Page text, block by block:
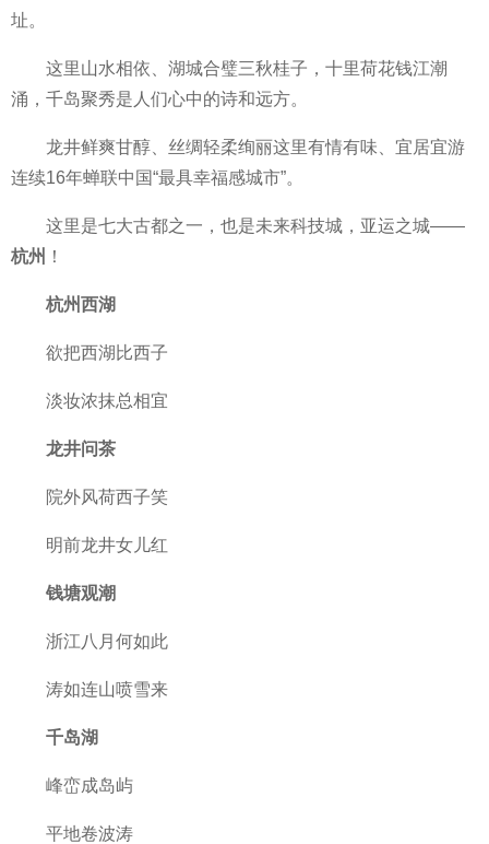
址。
这里山水相依、湖城合璧三秋桂子，十里荷花钱江潮
涌，千岛聚秀是人们心中的诗和远方。
龙井鲜爽甘醇、丝绸轻柔绚丽这里有情有味、宜居宜游
连续16年蝉联中国“最具幸福感城市”。
这里是七大古都之一，也是未来科技城，亚运之城——
杭州 ！
杭州西湖
欲把西湖比西子
淡妆浓抹总相宜
龙井问茶
院外风荷西子笑
明前龙井女儿红
钱塘观潮
浙江八月何如此
涛如连山喷雪来
千岛湖
峰峦成岛屿
平地卷波涛